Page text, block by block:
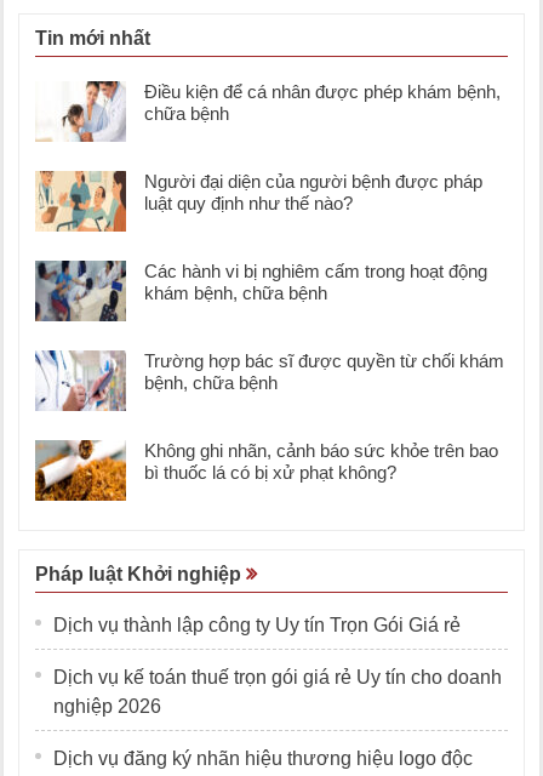
Tin mới nhất
Điều kiện để cá nhân được phép khám bệnh,
chữa bệnh
Người đại diện của người bệnh được pháp
luật quy định như thế nào?
Các hành vi bị nghiêm cấm trong hoạt động
khám bệnh, chữa bệnh
Trường hợp bác sĩ được quyền từ chối khám
bệnh, chữa bệnh
Không ghi nhãn, cảnh báo sức khỏe trên bao
bì thuốc lá có bị xử phạt không?
Pháp luật Khởi nghiệp
Dịch vụ thành lập công ty Uy tín Trọn Gói Giá rẻ
Dịch vụ kế toán thuế trọn gói giá rẻ Uy tín cho doanh
nghiệp 2026
Dịch vụ đăng ký nhãn hiệu thương hiệu logo độc